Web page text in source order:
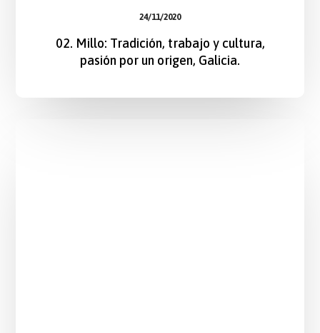
24/11/2020
02. Millo: Tradición, trabajo y cultura,
pasión por un origen, Galicia.